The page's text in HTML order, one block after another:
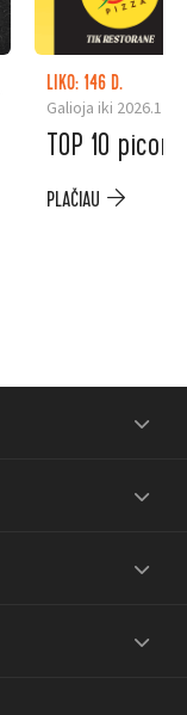
LIKO: 146 D.
Galioja iki
TOP 10
PLAČIAU